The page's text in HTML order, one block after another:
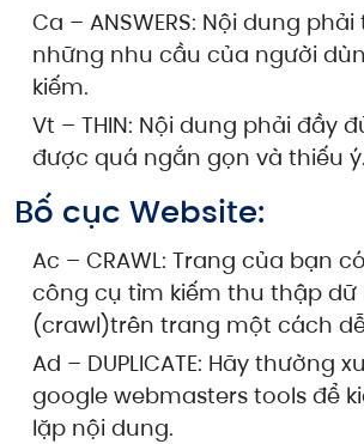
Ca – ANSWERS: Nội dung
những nhu cầu của người
kiếm.
Vt – THIN: Nội dung phải đầy
được quá ngắn gọn và thiếu ý.
Bố cục Website:
Ac – CRAWL: Trang của bạn
công cụ tìm kiếm thu thập dữ
(crawl)trên trang một cách
Ad – DUPLICATE: Hãy thường
google webmasters tools để
lặp nội dung.